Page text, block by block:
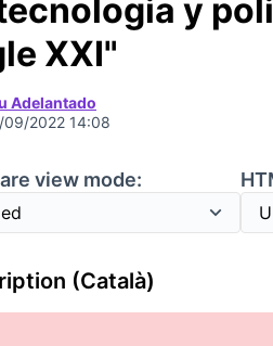
y
XXI"
Adelantado
2022 14:08
view mode:
(Català)